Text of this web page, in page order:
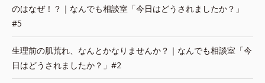
のはなぜ！？｜なんでも相談室「今日はどうされましたか？」
#5
生理前の肌荒れ、なんとかなりませんか？｜なんでも相談室「今
日はどうされましたか？」#2